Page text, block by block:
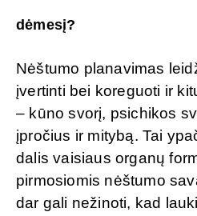
dėmesį?
Nėštumo planavimas
įvertinti bei koreguoti ir
– kūno svorį, psichikos
įpročius ir mitybą. Tai
dalis vaisiaus organų
pirmosiomis nėštumo
dar gali nežinoti, kad